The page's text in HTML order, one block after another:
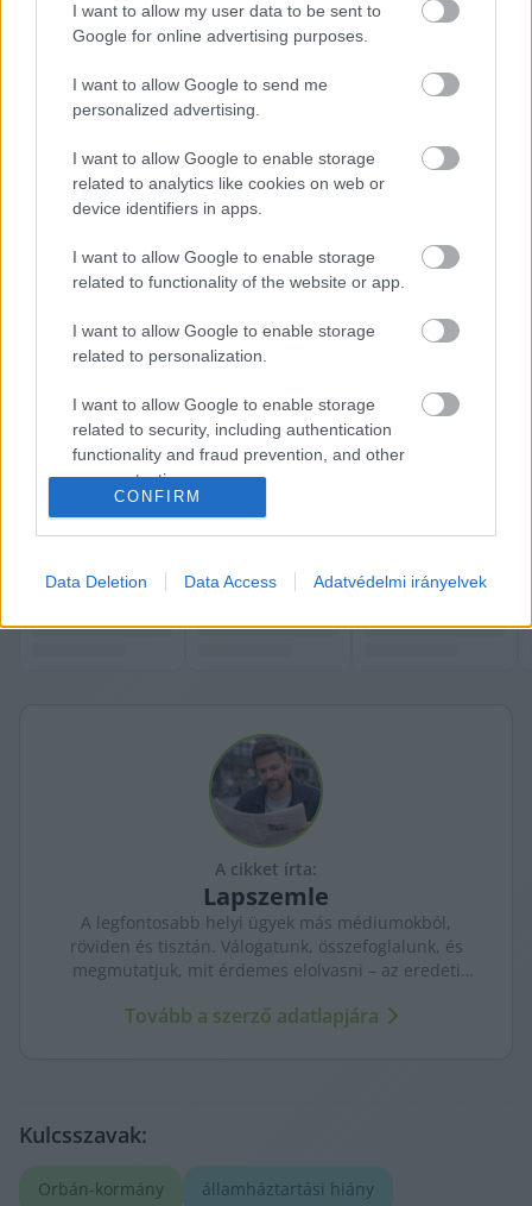
I want to allow my user data to be sent to
Google for online advertising purposes.
I want to allow Google to send me
personalized advertising.
I want to allow Google to enable storage
related to analytics like cookies on web or
device identifiers in apps.
I want to allow Google to enable storage
related to functionality of the website or app.
I want to allow Google to enable storage
related to personalization.
I want to allow Google to enable storage
related to security, including authentication
functionality and fraud prevention, and other
user protection.
CONFIRM
Data Deletion Data Access Adatvédelmi irányelvek
A kiadási oldalon pedig ott sorakoznak a
tavalyi összeget a nyugellátásokra és gyógyító-
költségvetés egyenlegét az otthontámogatások
kifizetései is jelentősen befolyásolták, és a
idén februári kiadásokat.
A Népszava ezután megjegyezte, az egyszeri
kiadásokon a büdzsé túl van, ugyanakkor az
emelt béreket a családi adókedvezményeket, a
nők adómentességét továbbra is fent kell tartani.
További részletek a Népszava
olvashatók.
A cikket írta:
Lapszemle
A legfontosabb helyi ügyek más médiumokból,
röviden és tisztán. Válogatunk, összefoglalunk, és
megmutatjuk, mit érdemes elolvasni – az eredeti
Tovább a szerző adatlapjára
Kulcsszavak:
Orbán-kormány államháztartási hiány